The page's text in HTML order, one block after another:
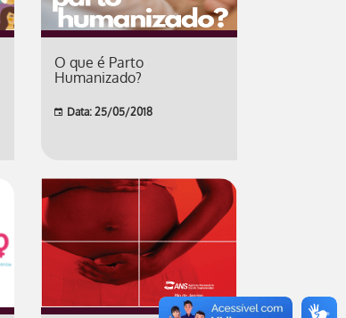
O que é Parto
Humanizado?
Data: 25/05/2018